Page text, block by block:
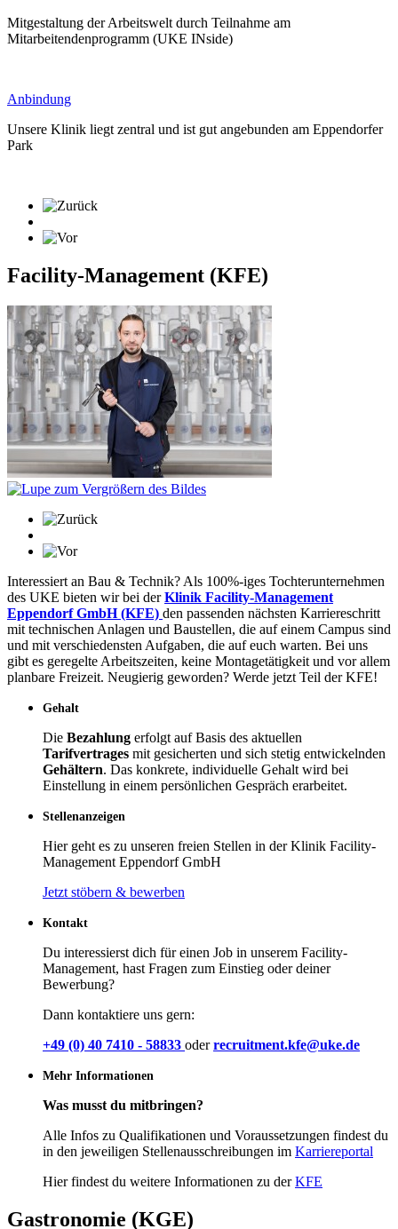
Mitgestaltung der Arbeitswelt durch Teilnahme am
Mitarbeitendenprogramm (UKE INside)
Anbindung
Unsere Klinik liegt zentral und ist gut angebunden am Eppendorfer
Park
Facility-Management (KFE)
Interessiert an Bau & Technik? Als 100%-iges Tochterunternehmen
des UKE bieten wir bei derKlinik Facility-Management
Eppendorf GmbH (KFE) den passenden nächsten Karriereschritt
mit technischen Anlagen und Baustellen, die auf einem Campus sind
und mit verschiedensten Aufgaben, die auf euch warten. Bei uns
gibt es geregelte Arbeitszeiten, keine Montagetätigkeit und vor allem
planbare Freizeit. Neugierig geworden? Werde jetzt Teil der KFE!
Gehalt
Die Bezahlung erfolgt auf Basis des aktuellen
Tarifvertrages mit gesicherten und sich stetig entwickelnden
Gehältern. Das konkrete, individuelle Gehalt wird bei
Einstellung in einem persönlichen Gespräch erarbeitet.
Stellenanzeigen
Hier geht es zu unseren freien Stellen in der Klinik Facility-
Management Eppendorf GmbH
Jetzt stöbern & bewerben
Kontakt
Du interessierst dich für einen Job in unserem Facility-
Management, hast Fragen zum Einstieg oder deiner
Bewerbung?
Dann kontaktiere uns gern:
+49 (0) 40 7410 - 58833 oder recruitment.kfe@uke.de
Mehr Informationen
Was musst du mitbringen?
Alle Infos zu Qualifikationen und Voraussetzungen findest du
in den jeweiligen Stellenausschreibungen im Karriereportal
Hier findest du weitere Informationen zu derKFE
Gastronomie (KGE)